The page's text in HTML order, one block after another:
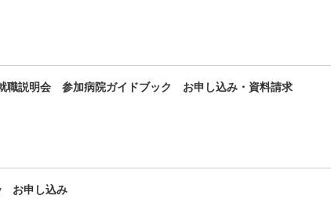
職説明会 参加病院ガイドブック お申し込み・資料請求
お申し込み